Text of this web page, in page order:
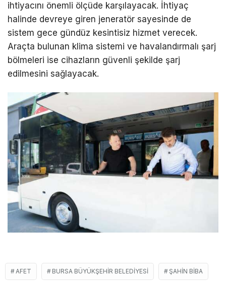
ihtiyacını önemli ölçüde karşılayacak. İhtiyaç
halinde devreye giren jeneratör sayesinde de
sistem gece gündüz kesintisiz hizmet verecek.
Araçta bulunan klima sistemi ve havalandırmalı şarj
bölmeleri ise cihazların güvenli şekilde şarj
edilmesini sağlayacak.
AFET BURSA BÜYÜKŞEHIR BELEDIYESI ŞAHIN BIBA